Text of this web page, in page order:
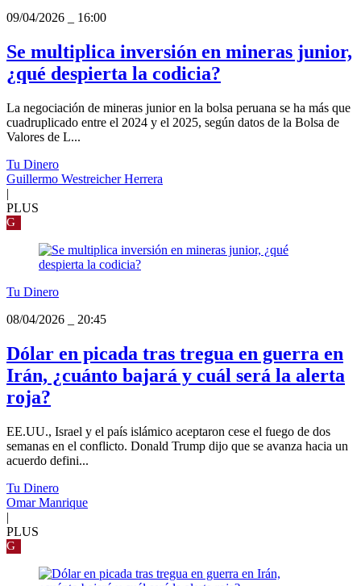
09/04/2026
16:00
Se multiplica inversión en mineras junior,
¿qué despierta la codicia?
La negociación de mineras junior en la bolsa peruana se ha más que
cuadruplicado entre el 2024 y el 2025, según datos de la Bolsa de
Valores de L...
Tu Dinero
Guillermo Westreicher Herrera
|
PLUS
G
Tu Dinero
08/04/2026
20:45
Dólar en picada tras tregua en guerra en
Irán, ¿cuánto bajará y cuál será la alerta
roja?
EE.UU., Israel y el país islámico aceptaron cese el fuego de dos
semanas en el conflicto. Donald Trump dijo que se avanza hacia un
acuerdo defini...
Tu Dinero
Omar Manrique
|
PLUS
G